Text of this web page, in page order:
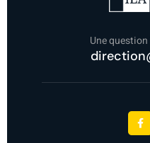
Une
F
a
c